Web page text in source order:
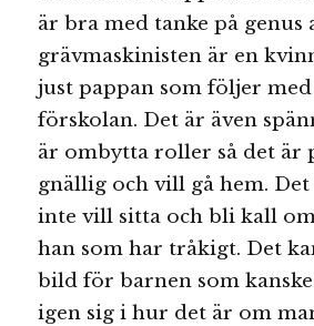
är bra med tanke på genus
grävmaskinisten är en
just pappan som följer
förskolan. Det är även
är ombytta roller så det är
gnällig och vill gå hem.
inte vill sitta och bli kall
han som har tråkigt. Det
bild för barnen som
igen sig i hur det är om